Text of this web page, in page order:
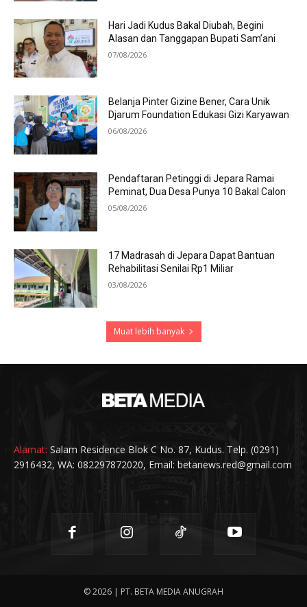
Hari Jadi Kudus Bakal Diubah, Begini
Alasan dan Tanggapan Bupati Sam’ani
07/08/2026
Belanja Pinter Gizine Bener, Cara Unik
Djarum Foundation Edukasi Gizi Karyawan
06/08/2026
Pendaftaran Petinggi di Jepara Ramai
Peminat, Dua Desa Punya 10 Bakal Calon
05/08/2026
17 Madrasah di Jepara Dapat Bantuan
Rehabilitasi Senilai Rp1 Miliar
03/08/2026
Muat lebih banyak
Alamat: Salam Residence Blok C No. 87, Kudus. Telp. (0291)
2916432, WA: 082297872020, Email: betanews.red@gmail.com
© 2026 | PT. BETA MEDIA ANUGRAH